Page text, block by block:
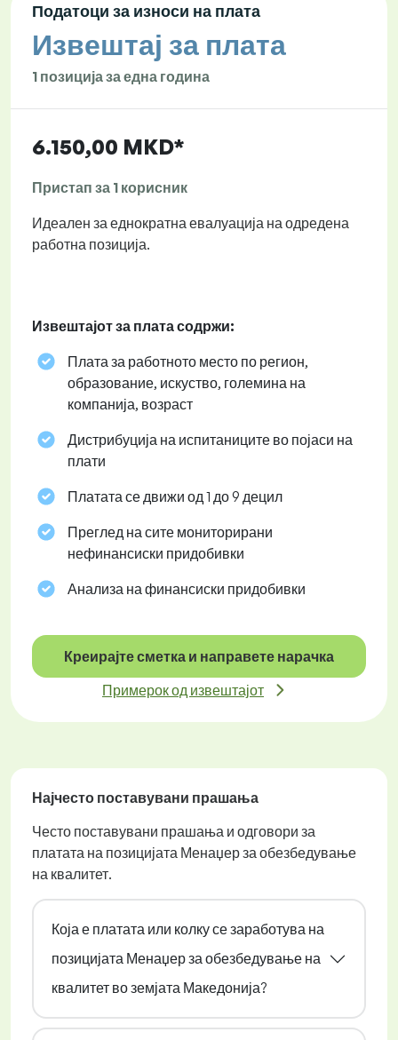
Податоци за износи на плата
Извештај за плата
1 позиција за една година
6.150,00 MKD*
Пристап за 1 корисник
Идеален за еднократна евалуација на одредена
работна позиција.
Извештајот за плата содржи:
Плата за работното место по регион,
образование, искуство, големина на
компанија, возраст
Дистрибуција на испитаниците во појаси на
плати
Платата се движи од 1 до 9 децил
Преглед на сите мониторирани
нефинансиски придобивки
Анализа на финансиски придобивки
Креирајте сметка и направете нарачка
Примерок од извештајот
Најчесто поставувани прашања
Често поставувани прашања и одговори за
платата на позицијата Менаџер за обезбедување
на квалитет.
Која е платата или колку се заработува на
позицијата Менаџер за обезбедување на
квалитет во земјата Македонија?